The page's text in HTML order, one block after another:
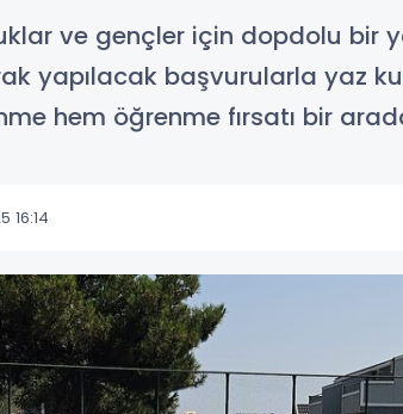
ve gençler için dopdolu bir
yapılacak başvurularla yaz
hem öğrenme fırsatı bir
16:14